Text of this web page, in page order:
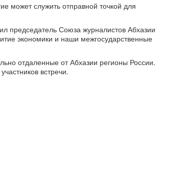
может служить отправной точкой для
председатель Союза журналистов Абхазии
экономики и наши межгосударственные
отдаленные от Абхазии регионы России.
встречи.